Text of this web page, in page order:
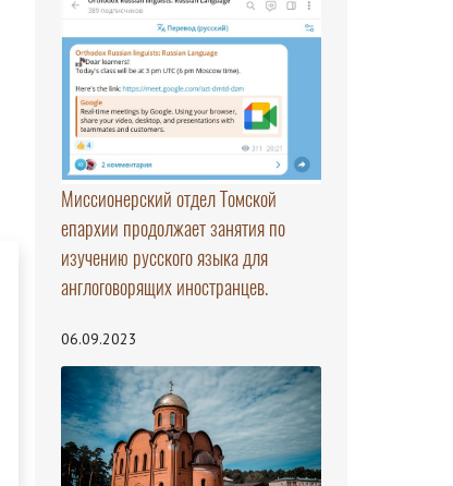
Миссионерский отдел Томской
епархии продолжает занятия по
изучению русского языка для
англоговорящих иностранцев.
06.09.2023